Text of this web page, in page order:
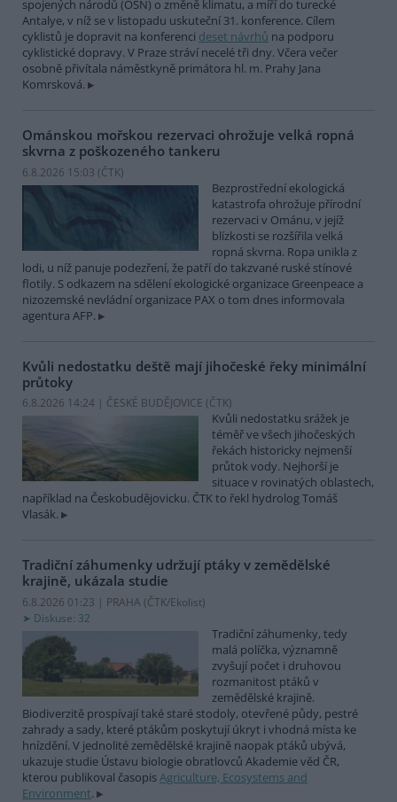
spojených národů (OSN) o změně klimatu, a míří do turecké
Antalye, v níž se v listopadu uskuteční 31. konference. Cílem
cyklistů je dopravit na konferenci deset návrhů na podporu
cyklistické dopravy. V Praze stráví necelé tři dny. Včera večer
osobně přivítala náměstkyně primátora hl. m. Prahy Jana
Komrsková.
Ománskou mořskou rezervaci ohrožuje velká ropná
skvrna z poškozeného tankeru
6.8.2026 15:03 (ČTK)
Bezprostřední ekologická
katastrofa ohrožuje přírodní
rezervaci v Ománu, v jejíž
blízkosti se rozšířila velká
ropná skvrna. Ropa unikla z
lodi, u níž panuje podezření, že patří do takzvané ruské stínové
flotily. S odkazem na sdělení ekologické organizace Greenpeace a
nizozemské nevládní organizace PAX o tom dnes informovala
agentura AFP.
Kvůli nedostatku deště mají jihočeské řeky minimální
průtoky
6.8.2026 14:24 | ČESKÉ BUDĚJOVICE (ČTK)
Kvůli nedostatku srážek je
téměř ve všech jihočeských
řekách historicky nejmenší
průtok vody. Nejhorší je
situace v rovinatých oblastech,
například na Českobudějovicku. ČTK to řekl hydrolog Tomáš
Vlasák.
Tradiční záhumenky udržují ptáky v zemědělské
krajině, ukázala studie
6.8.2026 01:23 | PRAHA (ČTK/Ekolist)
Diskuse: 32
Tradiční záhumenky, tedy
malá políčka, významně
zvyšují počet i druhovou
rozmanitost ptáků v
zemědělské krajině.
Biodiverzitě prospívají také staré stodoly, otevřené půdy, pestré
zahrady a sady, které ptákům poskytují úkryt i vhodná místa ke
hnízdění. V jednolité zemědělské krajině naopak ptáků ubývá,
ukazuje studie Ústavu biologie obratlovců Akademie věd ČR,
kterou publikoval časopisAgriculture, Ecosystems and
Environment.